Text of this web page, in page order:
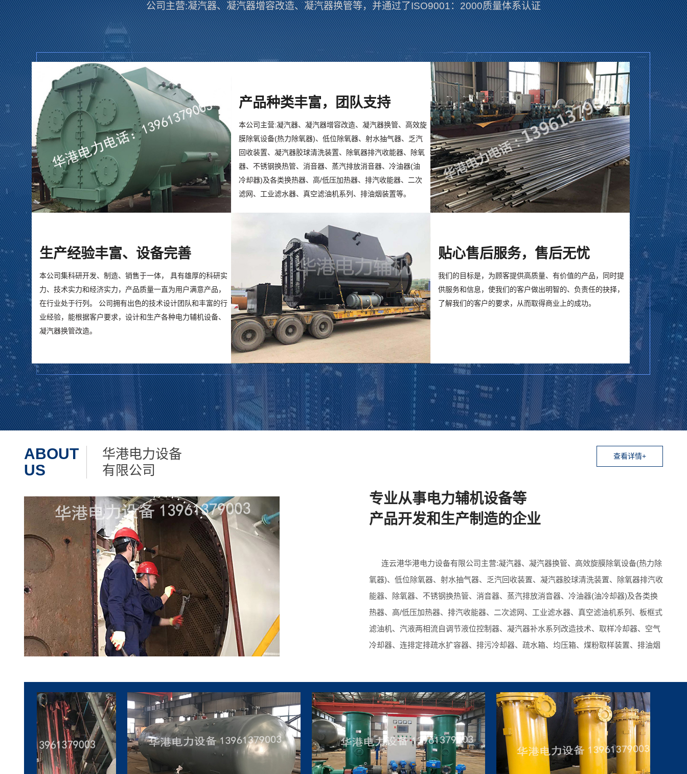
公司主营:凝汽器、凝汽器增容改造、凝汽器换管等，并通过了ISO9001：2000质量体系认证
生产经验丰富、设备完善
本公司集科研开发、制造、销售于一体， 具有雄厚的科研实
力、技术实力和经济实力，产品质量一直为用户满意产品，
在行业处于行列。 公司拥有出色的技术设计团队和丰富的行
业经验，能根据客户要求，设计和生产各种电力辅机设备、
凝汽器换管改造。
产品种类丰富，团队支持
本公司主营:凝汽器、凝汽器增容改造、凝汽器换管、高效旋
膜除氧设备(热力除氧器)、低位除氧器、射水抽气器、乏汽
回收装置、凝汽器胶球清洗装置、除氧器排汽收能器、除氧
器、不锈钢换热管、消音器、蒸汽排放消音器、冷油器(油
冷却器)及各类换热器、高/低压加热器、排汽收能器、二次
滤网、工业滤水器、真空滤油机系列、排油烟装置等。
贴心售后服务，售后无忧
我们的目标是，为顾客提供高质量、有价值的产品，同时提
供服务和信息，使我们的客户做出明智的、负责任的抉择，
了解我们的客户的要求，从而取得商业上的成功。
ABOUT
US
华港电力设备
有限公司
查看详情+
专业从事电力辅机设备等
产品开发和生产制造的企业
连云港华港电力设备有限公司主营:凝汽器、凝汽器换管、高效旋膜除氧设备(热力除
氧器)、低位除氧器、射水抽气器、乏汽回收装置、凝汽器胶球清洗装置、除氧器排汽收
能器、除氧器、不锈钢换热管、消音器、蒸汽排放消音器、冷油器(油冷却器)及各类换
热器、高/低压加热器、排汽收能器、二次滤网、工业滤水器、真空滤油机系列、板框式
滤油机、汽液两相流自调节液位控制器、凝汽器补水系列改造技术、取样冷却器、空气
冷却器、连排定排疏水扩容器、排污冷却器、疏水箱、均压箱、煤粉取样装置、排油烟